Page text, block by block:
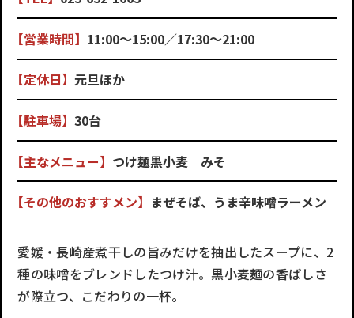
【営業時間】 11:00～15:00／17:30～21:00
【定休日】元旦ほか
【駐車場】30台
【主なメニュー】 つけ麺黒小麦 みそ
【その他のおすすメン】 まぜそば、うま辛味噌ラーメン
愛媛・長崎産煮干しの旨みだけを抽出したスープに、2
種の味噌をブレンドしたつけ汁。黒小麦麺の香ばしさ
が際立つ、こだわりの一杯。